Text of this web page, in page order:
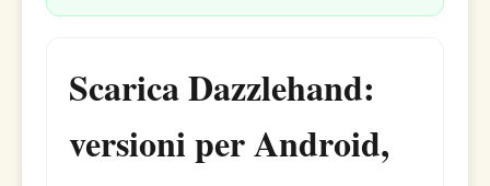
Scarica Dazzlehand:
versioni per Android,